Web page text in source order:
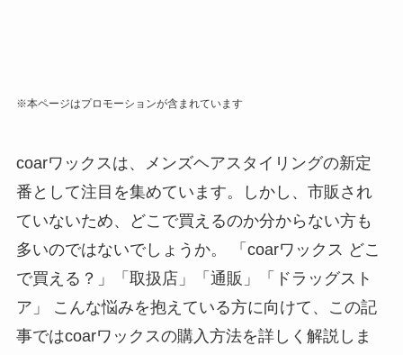
※本ページはプロモーションが含まれています
coarワックスは、メンズヘアスタイリングの新定
番として注目を集めています。しかし、市販され
ていないため、どこで買えるのか分からない方も
多いのではないでしょうか。 「coarワックス どこ
で買える？」「取扱店」「通販」「ドラッグスト
ア」 こんな悩みを抱えている方に向けて、この記
事ではcoarワックスの購入方法を詳しく解説しま